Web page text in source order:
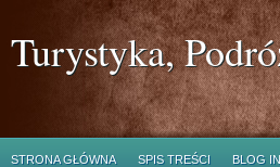
Turystyka,
STRONA GŁÓWNA SPIS TREŚCI BLOG